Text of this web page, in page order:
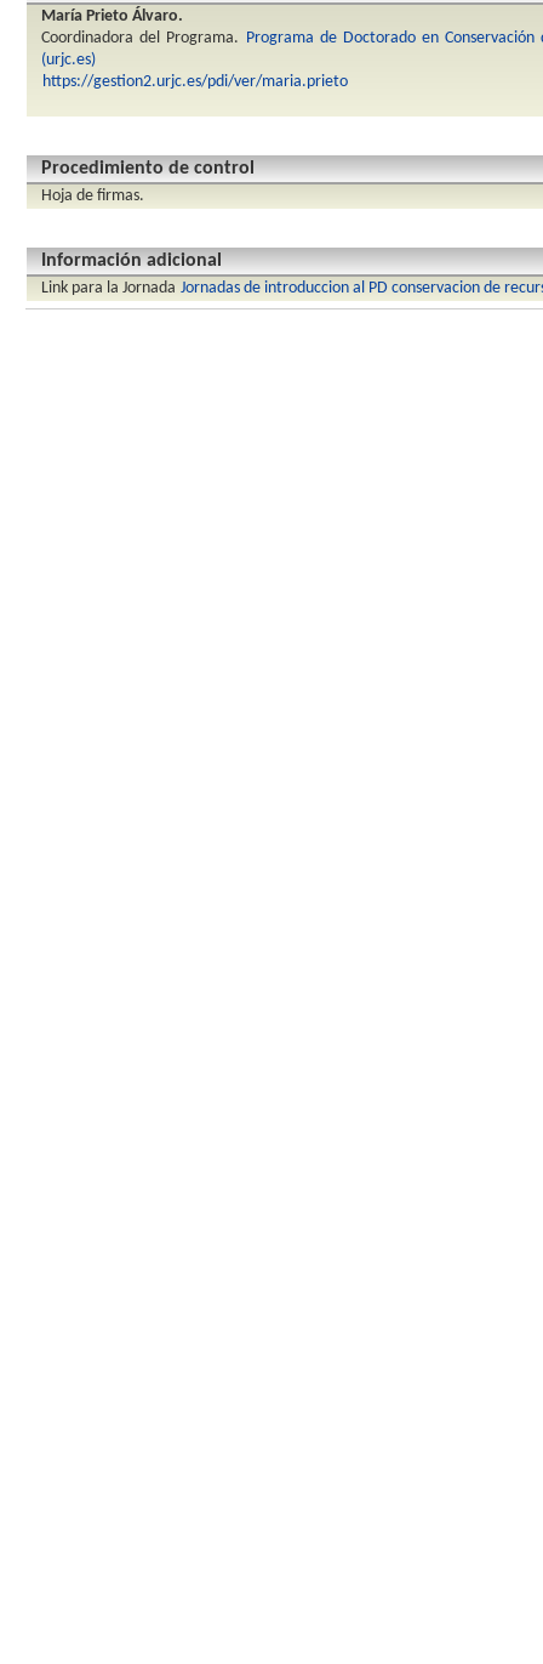
María Prieto Álvaro.
Coordinadora del Programa. Programa de Doctorado en Conservación
(urjc.es)
https://gestion2.urjc.es/pdi/ver/maria.prieto
Procedimiento de control
Hoja de firmas.
Información adicional
Link para la Jornada Jornadas de introduccion al PD conservacion de